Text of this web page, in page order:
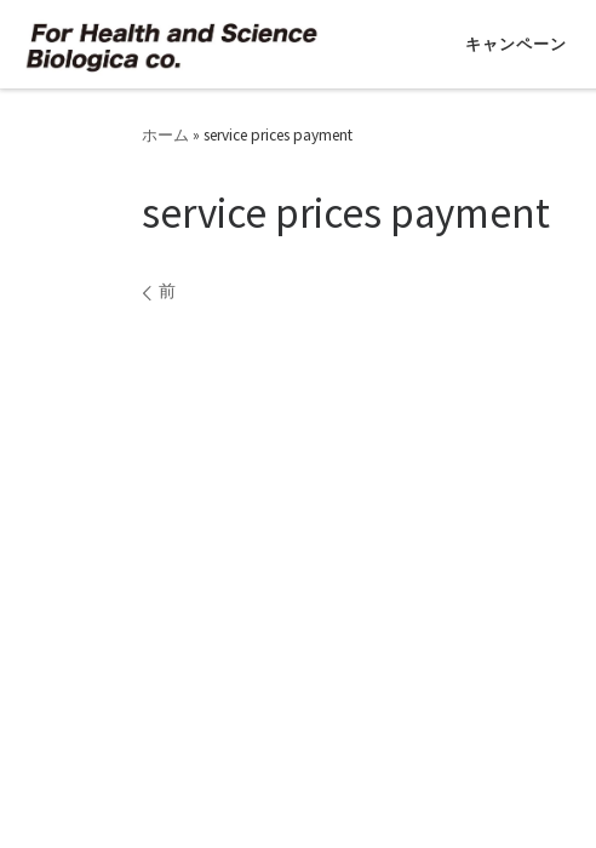
コンテンツへスキップ キャンペーン
ホーム » service prices payment
service prices payment
画像ナビゲーション
前